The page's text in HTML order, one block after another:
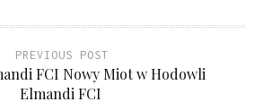
PREVIOUS POST
FCI Nowy Miot w Hodowli
Elmandi FCI